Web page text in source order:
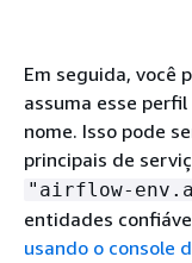
Em seguida, você
assuma esse
nome. Isso pode
principais de
"airflow-
entidades
usando o console